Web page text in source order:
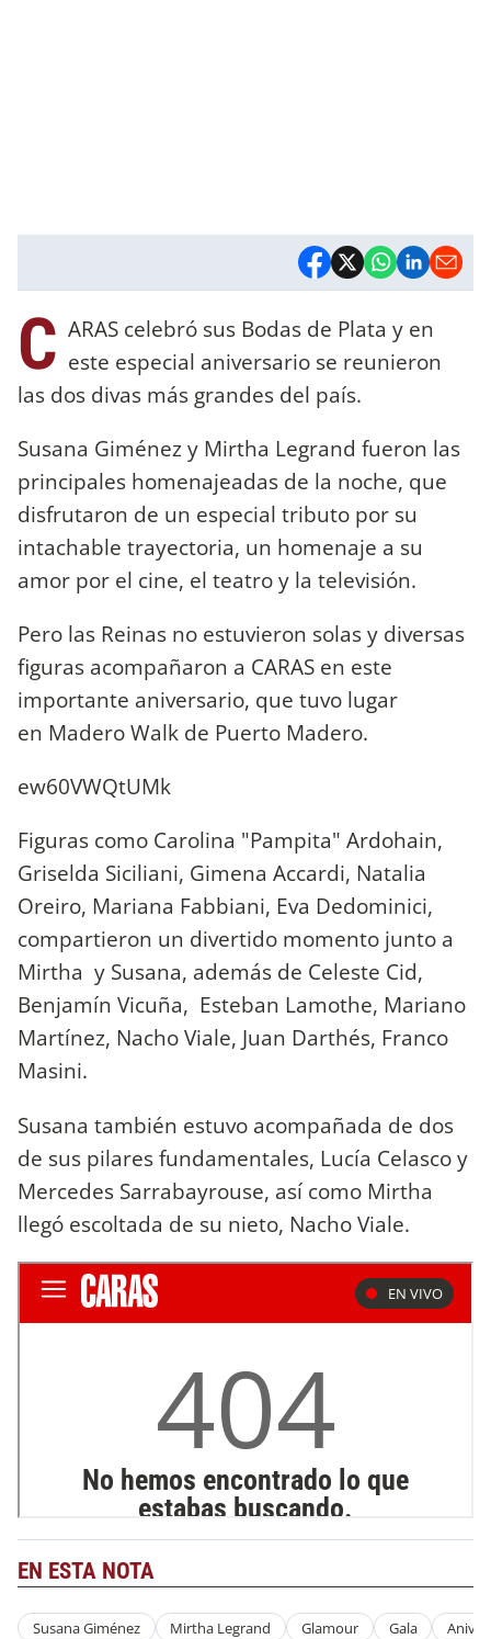
C ARAS celebró sus Bodas de Plata y en
este especial aniversario se reunieron
las dos divas más grandes del país.
Susana Giménez y Mirtha Legrand fueron las
principales homenajeadas de la noche, que
disfrutaron de un especial tributo por su
intachable trayectoria, un homenaje a su
amor por el cine, el teatro y la televisión.
Pero las Reinas no estuvieron solas y diversas
figuras acompañaron a CARAS en este
importante aniversario, que tuvo lugar
en Madero Walk de Puerto Madero.
ew60VWQtUMk
Figuras como Carolina "Pampita" Ardohain,
Griselda Siciliani, Gimena Accardi, Natalia
Oreiro, Mariana Fabbiani, Eva Dedominici,
compartieron un divertido momento junto a
Mirtha y Susana, además de Celeste Cid,
Benjamín Vicuña, Esteban Lamothe, Mariano
Martínez, Nacho Viale, Juan Darthés, Franco
Masini.
Susana también estuvo acompañada de dos
de sus pilares fundamentales, Lucía Celasco y
Mercedes Sarrabayrouse, así como Mirtha
llegó escoltada de su nieto, Nacho Viale.
EN ESTA NOTA
Susana Giménez Mirtha Legrand Glamour Gala